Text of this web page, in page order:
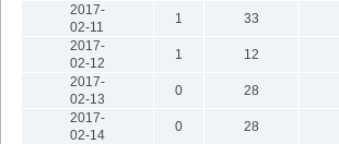
2017-
02-11
1 33
2017-
02-12
1 12
2017-
02-13
0 28
2017-
02-14
0 28